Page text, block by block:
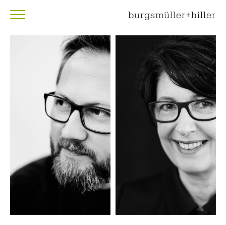
burgsmüller+hiller
STARTSEITE
VISUELLE KOMMUNIKATION
WEB DESIGN
DER CHEF
KOLLEKTIV
KONTAKT
TINA
SVEN